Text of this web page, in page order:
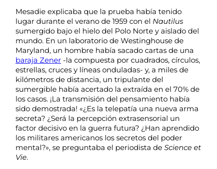
Mesadie explicaba que la prueba había tenido
lugar durante el verano de 1959 con el Nautilus
sumergido bajo el hielo del Polo Norte y aislado del
mundo. En un laboratorio de Westinghouse de
Maryland, un hombre había sacado cartas de una
baraja Zener -la compuesta por cuadrados, círculos,
estrellas, cruces y líneas onduladas- y, a miles de
kilómetros de distancia, un tripulante del
sumergible había acertado la extraída en el 70% de
los casos. ¡La transmisión del pensamiento había
sido demostrada! «¿Es la telepatía una nueva arma
secreta? ¿Será la percepción extrasensorial un
factor decisivo en la guerra futura? ¿Han aprendido
los militares americanos los secretos del poder
mental?», se preguntaba el periodista de Science et
Vie.